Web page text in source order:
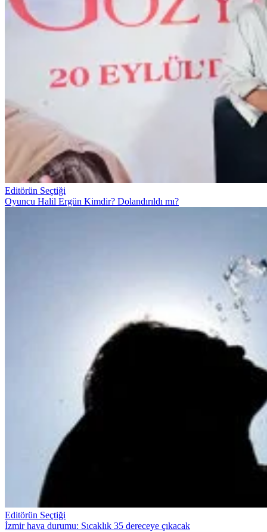
Editörün Seçtiği
Oyuncu Halil Ergün Kimdir? Dolandırıldı mı?
Editörün Seçtiği
İzmir hava durumu: Sıcaklık 35 dereceye çıkacak